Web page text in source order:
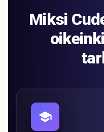
Miksi